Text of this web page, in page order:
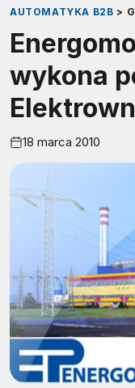
AUTOMATYKA B2B >
wykona
18 marca 2010